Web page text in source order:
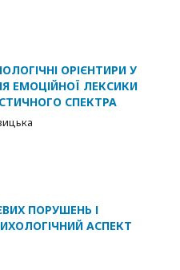
ОРІЄНТИРИ У
ЕМОЦІЙНОЇ ЛЕКСИКИ
СПЕКТРА
ПОРУШЕНЬ І
АСПЕКТ